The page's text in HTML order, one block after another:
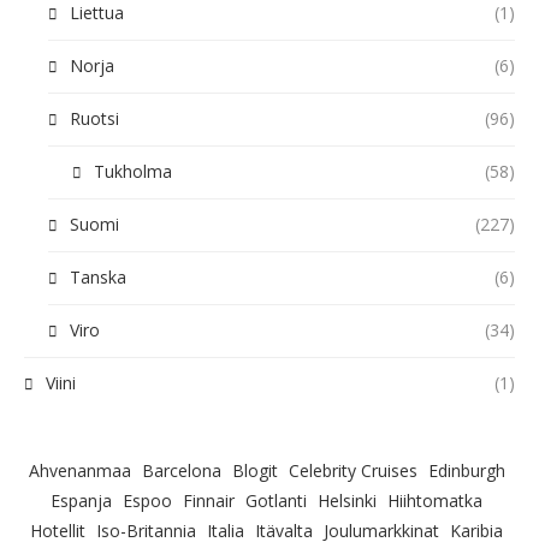
Liettua (1)
Norja (6)
Ruotsi (96)
Tukholma (58)
Suomi (227)
Tanska (6)
Viro (34)
Viini (1)
Ahvenanmaa Barcelona Blogit Celebrity Cruises Edinburgh
Espanja Espoo Finnair Gotlanti Helsinki Hiihtomatka
Hotellit Iso-Britannia Italia Itävalta Joulumarkkinat Karibia